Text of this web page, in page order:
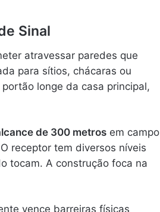
Sinal
atravessar paredes que
para sítios, chácaras ou
longe da casa principal,
de 300 metros em campo
receptor tem diversos níveis
tocam. A construção foca na
vence barreiras físicas